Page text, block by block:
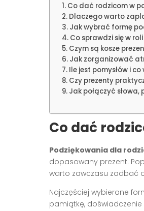
Co dać rodzicom w
Dlaczego warto
Jak wybrać formę
Co sprawdzi się w
Czym są kosze
Jak zorganizować
Ile jest pomysłów i
Czy prezenty
Jak połączyć
Co dać
Podziękowania dla
dopasowany prezent.
warto zawczasu zadbać
Najczęściej wybierane
pamiątkę, doświadczenie